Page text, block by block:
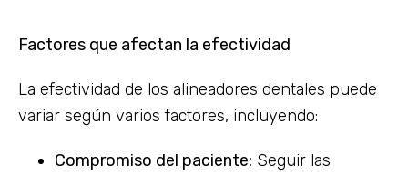
Factores que afectan la efectividad
La efectividad de los alineadores dentales puede
variar según varios factores, incluyendo:
Compromiso del paciente: Seguir las